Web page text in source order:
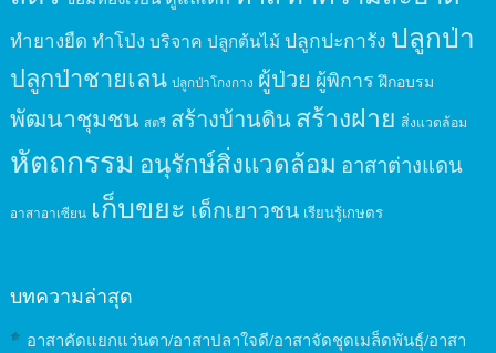
ทำยางยืด ทำโป่ง บริจาค ปลูกต้นไม้ ปลูกปะการัง ปลูกป่า
ปลูกป่าชายเลน ปลูกป่าโกงกาง ผู้ป่วย ผู้พิการ ฝึกอบรม
พัฒนาชุมชน สตรี สร้างบ้านดินสร้างฝาย สิ่งแวดล้อม
หัตถกรรม อนุรักษ์สิ่งแวดล้อม อาสาต่างแดน
อาสาอาเซียน เก็บขยะ เด็กเยาวชน เรียนรู้เกษตร
บทความล่าสุด
อาสาคัดแยกแว่นตา/อาสาปลาใจดี/อาสาจัดชุดเมล็ดพันธุ์/อาสา